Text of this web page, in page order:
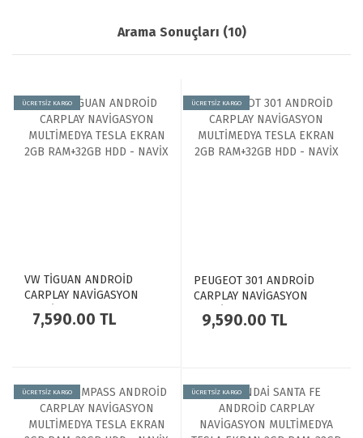
Arama Sonuçları (10)
ÜCRETSİZ KARGO
VW TİGUAN ANDROİD
CARPLAY NAVİGASYON
MULTİMEDYA TESLA EKRAN
2GB RAM+32GB HDD - NAVİX
7,590.00 TL
ÜCRETSİZ KARGO
PEUGEOT 301 ANDROİD
CARPLAY NAVİGASYON
MULTİMEDYA TESLA EKRAN
2GB RAM+32GB HDD - NAVİX
9,590.00 TL
ÜCRETSİZ KARGO ÜCRETSİZ KARGO